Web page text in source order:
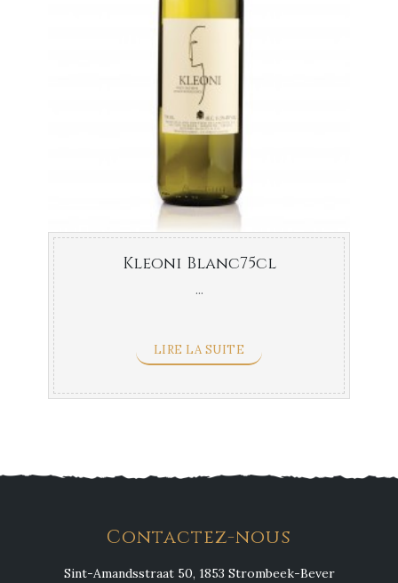
Kleoni Blanc75cl
...
LIRE LA SUITE
Contactez-nous
Sint-Amandsstraat 50, 1853 Strombeek-Bever